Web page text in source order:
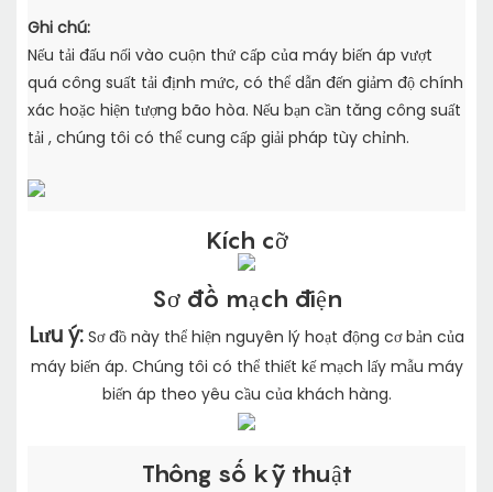
Ghi chú:
Nếu tải đấu nối vào cuộn thứ cấp của máy biến áp vượt
quá công suất tải định mức, có thể dẫn đến giảm độ chính
xác hoặc hiện tượng bão hòa. Nếu bạn cần tăng công suất
tải , chúng tôi có thể cung cấp giải pháp tùy chỉnh.
Kích cỡ
Sơ đồ mạch điện
Lưu ý:Sơ đồ này thể hiện nguyên lý hoạt động cơ bản của
máy biến áp. Chúng tôi có thể thiết kế mạch lấy mẫu máy
biến áp theo yêu cầu của khách hàng.
Thông số kỹ thuật